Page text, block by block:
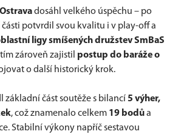
dosáhl velkého úspěchu – po
potvrdil svou kvalitu i v play-off a
ligy smíšených družstev SmBaS
tím zároveň zajistil postup do baráže o
o další historický krok.
základní část soutěže s bilancí 5 výher,
, což znamenalo celkem 19 bodůa
Stabilní výkony napříč sestavou